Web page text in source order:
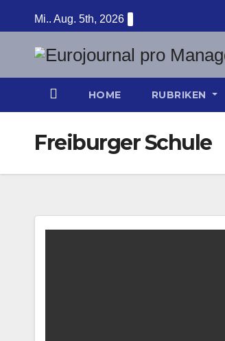
Inhalt
springen
Mi.. Aug. 5th, 2026
HOME RUBRIKEN
Freiburger Schule